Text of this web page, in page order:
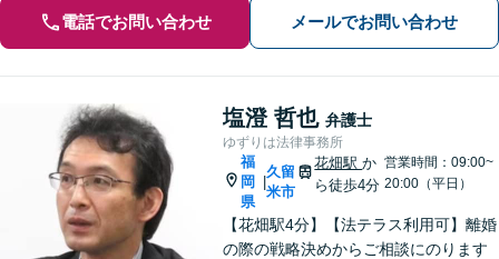
電話でお問い合わせ メールでお問い合わせ
塩澄 哲也 弁護士
ゆずりは法律事務所
福
岡
県
|
久留
米市
花畑駅か
ら徒歩4分
営業時間：09:00~
20:00（平日）
【花畑駅4分】【法テラス利用可】離婚
の際の戦略決めからご相談にのります